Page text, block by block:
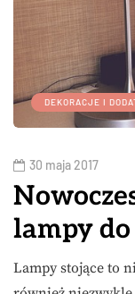
DEKORACJE I
30 maja 2017
lampy
Lampy stojące to